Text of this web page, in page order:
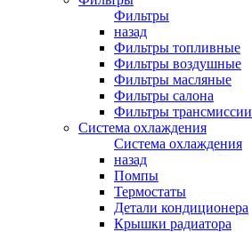
Фильтры
назад
Фильтры топливные
Фильтры воздушные
Фильтры масляные
Фильтры салона
Фильтры трансмиссии
Система охлаждения
Система охлаждения
назад
Помпы
Термостаты
Детали кондиционера
Крышки радиатора